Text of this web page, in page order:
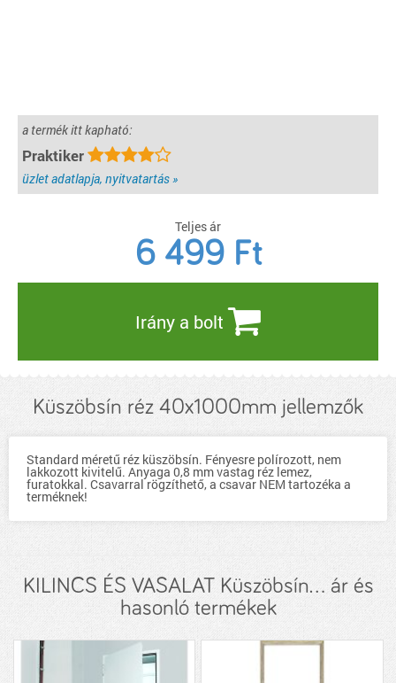
a termék itt kapható:
Praktiker
üzlet adatlapja, nyitvatartás »
Teljes ár
6 499 Ft
Irány a bolt
Küszöbsín réz 40x1000mm jellemzők
Standard méretű réz küszöbsín. Fényesre polírozott, nem
lakkozott kivitelű. Anyaga 0,8 mm vastag réz lemez,
furatokkal. Csavarral rögzíthető, a csavar NEM tartozéka a
terméknek!
KILINCS ÉS VASALAT Küszöbsín... ár és
hasonló termékek